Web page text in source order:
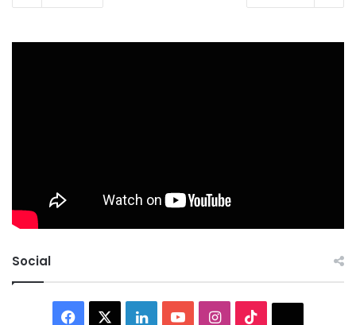
Social
Facebook LinkedInYouTubeInstagram